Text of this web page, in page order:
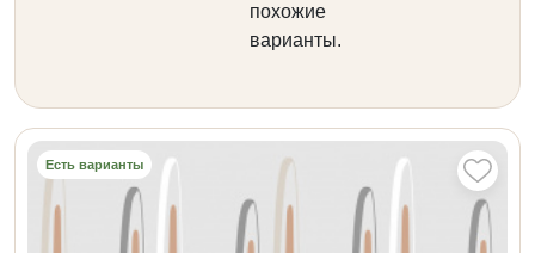
похожие
варианты.
Есть варианты